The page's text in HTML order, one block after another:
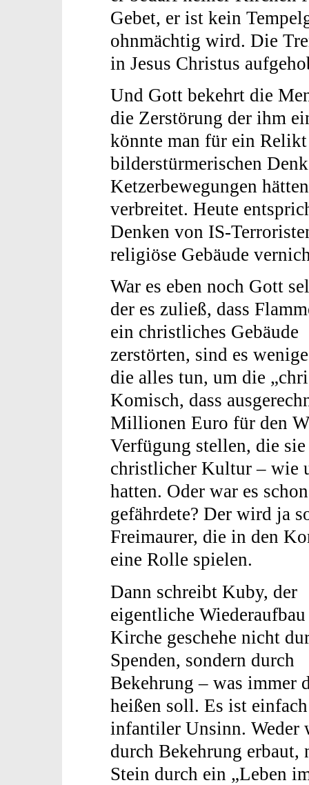
Gebet, er ist kein
ohnmächtig wird. Die
in Jesus Christus
Und Gott bekehrt die
die Zerstörung der ihm
könnte man für ein
bilderstürmerischen
Ketzerbewegungen
verbreitet. Heute
Denken von IS-
religiöse Gebäude
War es eben noch Gott
der es zuließ, dass
ein christliches Gebäude
zerstörten, sind es
die alles tun, um die
Komisch, dass
Millionen Euro für den
Verfügung stellen, die
christlicher Kultur – wie
hatten. Oder war es
gefährdete? Der wird ja
Freimaurer, die in den
eine Rolle spielen.
Dann schreibt Kuby, der
eigentliche
Kirche geschehe nicht
Spenden, sondern durch
Bekehrung – was immer
heißen soll. Es ist einfach
infantiler Unsinn. Weder
durch Bekehrung
Stein durch ein „Leben